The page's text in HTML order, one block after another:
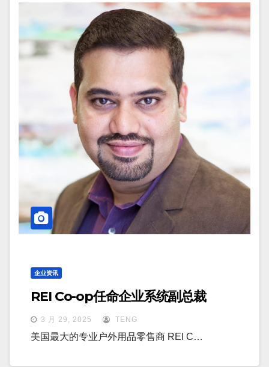
企业资讯
REI Co-op任命企业系统副总裁
3 月 29, 2025 TENG
美国最大的专业户外用品零售商 REI C…